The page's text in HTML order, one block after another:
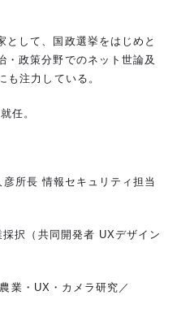
として、国政選挙をはじめと
・政策分野でのネット世論及
も注力している。
任。
所長 情報セキュリティ担当
択（共同開発者 UXデザイン
業・UX・カメラ研究／